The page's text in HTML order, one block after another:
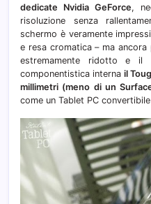
dedicate Nvidia GeForce,
risoluzione senza
schermo è veramente
e resa cromatica – ma
estremamente ridotto e il
componentistica internail
millimetri (meno di un
come un Tablet PC